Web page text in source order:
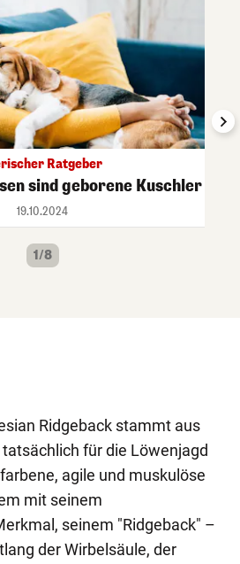
Ratgeber
sind geborene Kuschler
19.10.2024
1/8
Ridgeback stammt aus
für die Löwenjagd
agile und muskulöse
mit seinem
seinem "Ridgeback" –
der Wirbelsäule, der